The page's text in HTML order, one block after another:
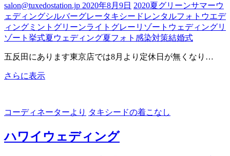
イ
が
新
し
く
り
salon@tuxedostation.jp 2020年8月9日 2020夏グリーンサマーウ
ェディングシルバーグレータキシードレンタルフォトウエデ
ィング ミントグリーンライトグレー リゾートウェディングリ
ゾート挙式夏ウェディング夏フォト 感染対策結婚式
五反田にあります東京店では8月より定休日が無くなり…
さらに表示「動
介」
夏
フ
コーディネーターより タキシードの着こなし
ハワイウェディング